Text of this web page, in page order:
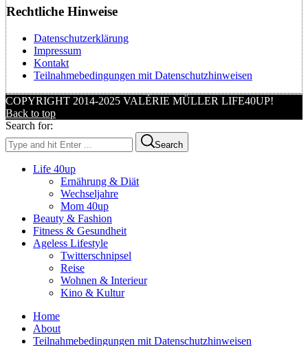
Rechtliche Hinweise
Datenschutzerklärung
Impressum
Kontakt
Teilnahmebedingungen mit Datenschutzhinweisen
COPYRIGHT 2014-2025 VALÉRIE MÜLLER LIFE40UP!
Back to top
Search for:
Search
Life 40up
Ernährung & Diät
Wechseljahre
Mom 40up
Beauty & Fashion
Fitness & Gesundheit
Ageless Lifestyle
Twitterschnipsel
Reise
Wohnen & Interieur
Kino & Kultur
Home
About
Teilnahmebedingungen mit Datenschutzhinweisen